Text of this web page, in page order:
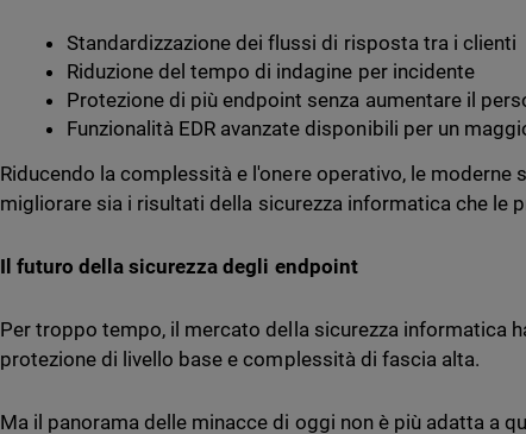
Standardizzazione dei flussi di risposta tra i clienti
Riduzione del tempo di indagine per incidente
Protezione di più endpoint senza aumentare il
Funzionalità EDR avanzate disponibili per un
Riducendo la complessità e l'onere operativo, le moderne
migliorare sia i risultati della sicurezza informatica che le
Il futuro della sicurezza degli endpoint
Per troppo tempo, il mercato della sicurezza informatica
protezione di livello base e complessità di fascia alta.
Ma il panorama delle minacce di oggi non è più adatta a